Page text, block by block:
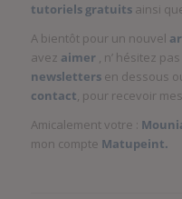
tutoriels gratuitsainsi
A bientôt pour un nouvel
avez aimer, n’ hésitez
newslettersen dessous
contact, pour recevoir
Amicalement votre :
mon compte Matupeint.